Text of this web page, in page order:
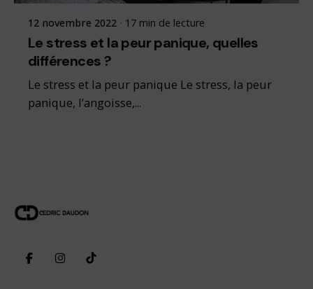
12 novembre 2022 17 min de lecture
Le stress et la peur panique, quelles
différences ?
Le stress et la peur panique Le stress, la peur
panique, l’angoisse,...